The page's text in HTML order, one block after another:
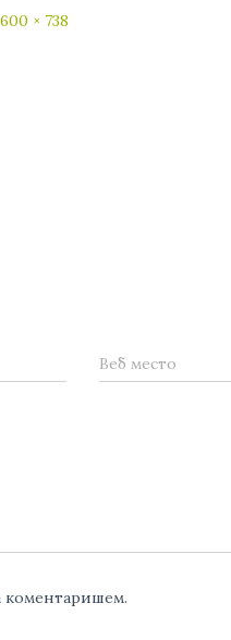
× 738
Веб место
коментаришем.